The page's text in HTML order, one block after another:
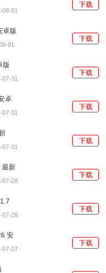
通关副本时会获得较多金
队进入，以提高通关和获取
戏中获得的多余装备、道具
卖。点击背包中的 “摆摊” 按
价格即可。通过观察市场
有的物品卖出高价，能赚
成员能获得丰厚的元宝奖
公会，积极参与公会战，
之间相互帮助，也有助于
宝。
装备，不仅能提升角色属
宝。玩家在游戏中积累一定
宝。
08-01
下载
卓版
01
下载
版
07-31
下载
卓
07-31
下载
07-31
下载
最新
07-28
下载
07-28
下载
安
07-27
下载